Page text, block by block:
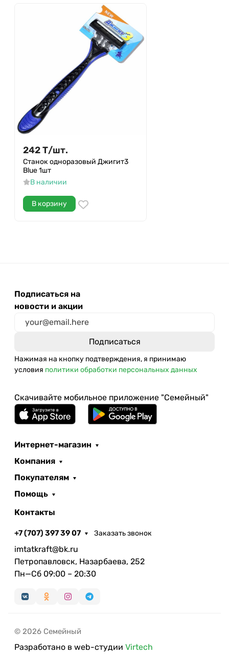
242Т/шт.
Станок одноразовый Джигит3
Blue 1шт
В наличии
В корзину
Подписаться на
новости и акции
Нажимая на кнопку подтверждения, я принимаю
условия политики обработки персональных данных
Скачивайте мобильное приложение "Семейный"
Интернет-магазин
Компания
Покупателям
Помощь
Контакты
+7 (707) 397 39 07 Заказать звонок
imtatkraft@bk.ru
Петропавловск, Назарбаева, 252
Пн—Сб 09:00 – 20:30
© 2026 Семейный
Разработано в web-студии Virtech